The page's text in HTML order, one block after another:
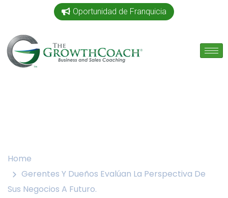
Oportunidad de Franquicia
Home
Gerentes Y Dueños Evalúan La Perspectiva De
Sus Negocios A Futuro.